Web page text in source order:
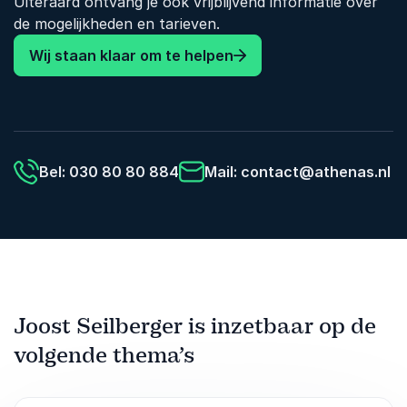
door muziek te gebruiken als spiegel. Daardoor
wordt snel duidelijk dat verschil geen ruis hoeft
te veroorzaken, maar juist kan zorgen voor
durven luisteren, schakelen en elkaars
Boek deze masterclass voor een inspirerende
de mogelijkheden en tarieven.
Wij staan klaar om te helpen
Bel: 030 80 80 884 Mail: contact@athenas.nl
Joost Seilberger is inzetbaar op de
volgende thema’s